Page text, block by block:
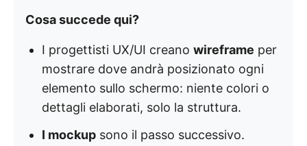
Cosa succede qui?
I progettisti UX/UI creano wireframe per
mostrare dove andrà posizionato ogni
elemento sullo schermo: niente colori o
dettagli elaborati, solo la struttura.
I mockup sono il passo successivo.